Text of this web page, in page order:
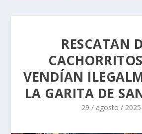
RESCATAN
VENDÍAN
LA GARITA DE
29 / agosto / 2025